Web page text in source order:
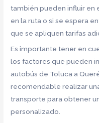
también pueden influir en
en la ruta o si se espera
que se apliquen tarifas
Es importante tener en
los factores que pueden
autobús de Toluca a
recomendable realizar
transporte para obtener
personalizado.